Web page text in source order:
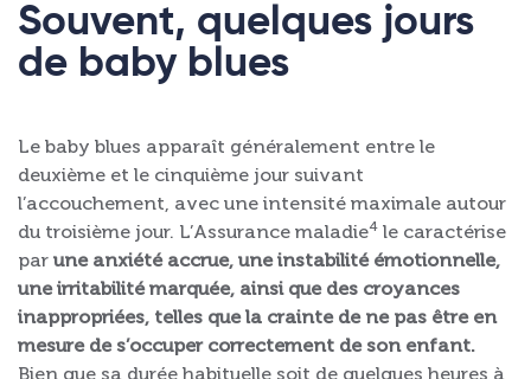
Souvent, quelques jours
de baby blues
Le baby blues apparaît généralement entre le
deuxième et le cinquième jour suivant
l’accouchement, avec une intensité maximale autour
du troisième jour. L’Assurance maladie4 le caractérise
par une anxiété accrue, une instabilité émotionnelle,
une irritabilité marquée, ainsi que des croyances
inappropriées, telles que la crainte de ne pas être en
mesure de s’occuper correctement de son enfant.
Bien que sa durée habituelle soit de quelques heures à